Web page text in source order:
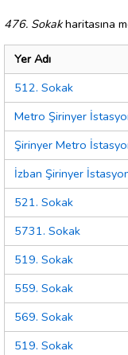
476. Sokakharitasına
Yer Adı
512. Sokak
Metro Şirinyer
Şirinyer Metro
İzban Şirinyer
521. Sokak
5731. Sokak
519. Sokak
559. Sokak
569. Sokak
519. Sokak